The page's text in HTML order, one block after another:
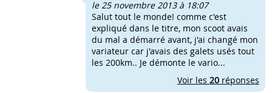
le 25 novembre 2013 à 18:07
Salut tout le monde! comme c'est
expliqué dans le titre, mon scoot avais
du mal a démarré avant, j'ai changé mon
variateur car j'avais des galets usés tout
les 200km.. Je démonte le vario...
Voir les 20 réponses